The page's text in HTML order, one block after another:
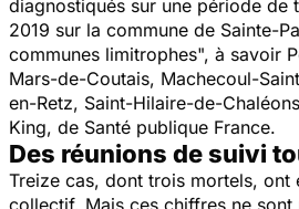
diagnostiqués sur une période de
2019 sur la commune de Sainte-
communes limitrophes", à savoir
Mars-de-Coutais, Machecoul-
en-Retz, Saint-Hilaire-de-
King, de Santé publique France.
Des réunions de suivi
Treize cas, dont trois mortels, ont
collectif. Mais ces chiffres ne sont